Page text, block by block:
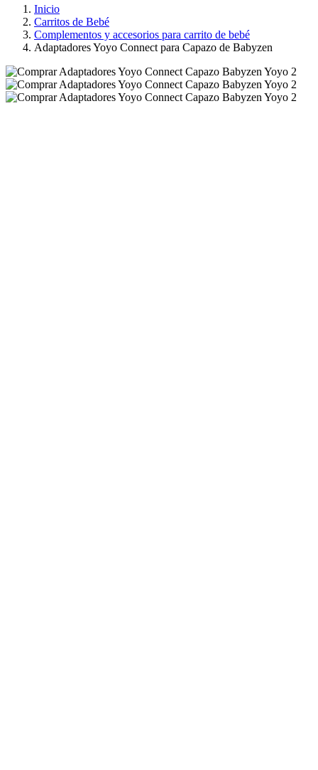
Inicio
Carritos de Bebé
Complementos y accesorios para carrito de bebé
Adaptadores Yoyo Connect para Capazo de Babyzen